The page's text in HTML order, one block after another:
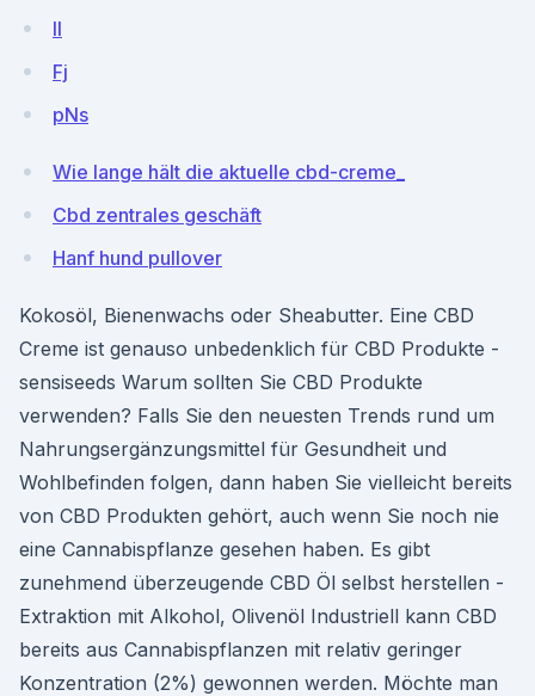
II
Fj
pNs
Wie lange hält die aktuelle cbd-creme_
Cbd zentrales geschäft
Hanf hund pullover
Kokosöl, Bienenwachs oder Sheabutter. Eine CBD
Creme ist genauso unbedenklich für CBD Produkte -
sensiseeds Warum sollten Sie CBD Produkte
verwenden? Falls Sie den neuesten Trends rund um
Nahrungsergänzungsmittel für Gesundheit und
Wohlbefinden folgen, dann haben Sie vielleicht bereits
von CBD Produkten gehört, auch wenn Sie noch nie
eine Cannabispflanze gesehen haben. Es gibt
zunehmend überzeugende CBD Öl selbst herstellen -
Extraktion mit Alkohol, Olivenöl Industriell kann CBD
bereits aus Cannabispflanzen mit relativ geringer
Konzentration (2%) gewonnen werden. Möchte man